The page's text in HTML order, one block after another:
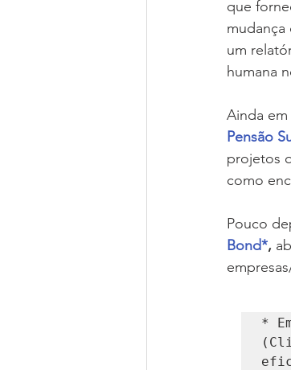
que
mudança
um
humana
Ainda em
Pensão
projetos
como
Pouco
Bond*,
*